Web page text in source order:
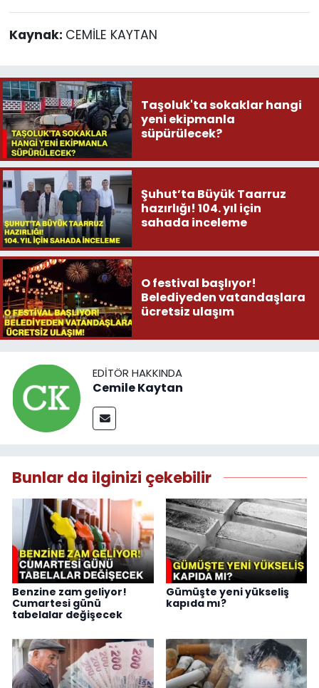
Kaynak: CEMİLE KAYTAN
Taşoluk'ta sokaklar hangi
yeni ekipmanla
süpürülecek?
Şuhut’ta Büyük Taarruz
hazırlığı! 104. yıl için
sahada inceleme
O festival başlıyor!
Belediyeden vatandaşlara
ücretsiz ulaşım
EDITÖR HAKKINDA
Cemile Kaytan
Bunlar da ilginizi çekebilir
Benzine zam geliyor!
Cumartesi günü
tabelalar değişecek
Gümüşte yeni yükseliş
kapıda mı?